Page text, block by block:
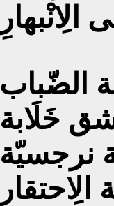
الِانْبهارِ
الضّباب
خَلَابة
نرجسيّة